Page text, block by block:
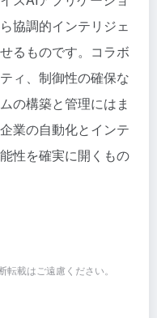
協調的インテリジェ
るものです。コラボ
ィ、制御性の確保な
の構築と管理にはま
業の自動化とインテ
性を確実に開くもの
転載はご遠慮ください。